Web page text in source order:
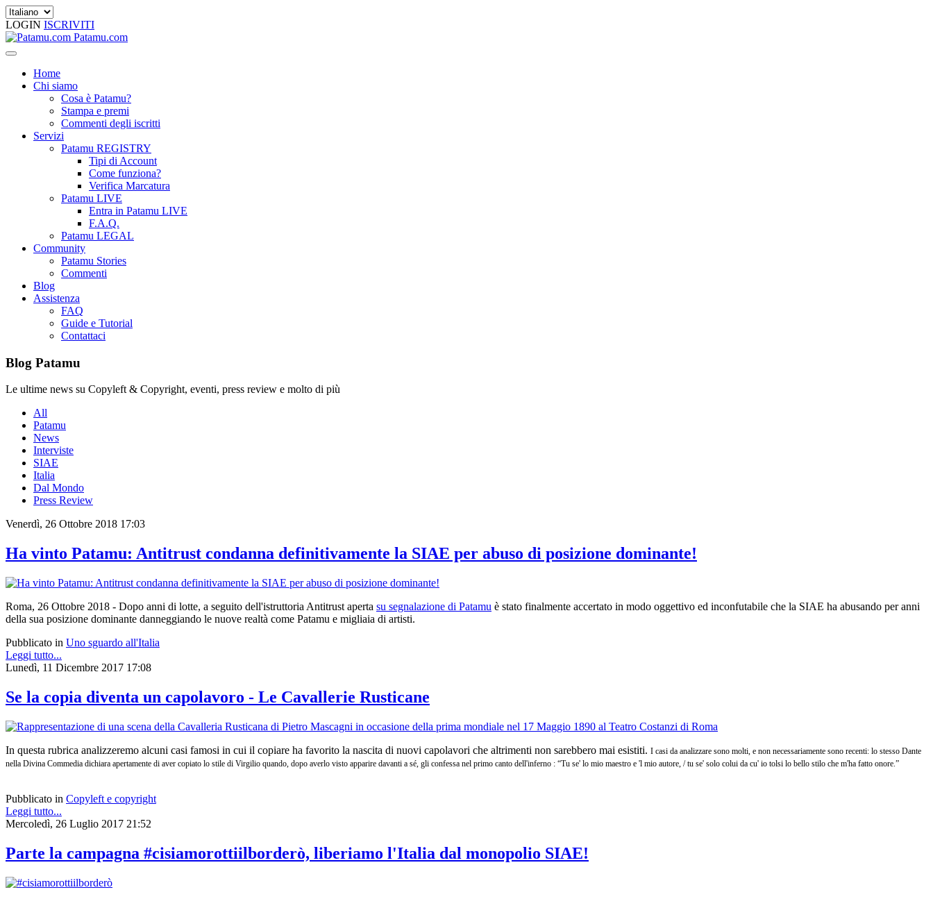
LOGIN ISCRIVITI
Patamu.com
Home
Chi siamo
Cosa è Patamu?
Stampa e premi
Commenti degli iscritti
Servizi
Patamu REGISTRY
Tipi di Account
Come funziona?
Verifica Marcatura
Patamu LIVE
Entra in Patamu LIVE
F.A.Q.
Patamu LEGAL
Community
Patamu Stories
Commenti
Blog
Assistenza
FAQ
Guide e Tutorial
Contattaci
Blog Patamu
Le ultime news su Copyleft & Copyright, eventi, press review e molto di più
All
Patamu
News
Interviste
SIAE
Italia
Dal Mondo
Press Review
Venerdì, 26 Ottobre 2018 17:03
Ha vinto Patamu: Antitrust condanna definitivamente la SIAE per abuso di posizione dominante!
Roma, 26 Ottobre 2018 - Dopo anni di lotte, a seguito dell'istruttoria Antitrust aperta su segnalazione di Patamu è stato finalmente accertato in modo oggettivo ed inconfutabile che la SIAE ha abusando per anni
della sua posizione dominante danneggiando le nuove realtà come Patamu e migliaia di artisti.
Pubblicato in Uno sguardo all'Italia
Leggi tutto...
Lunedì, 11 Dicembre 2017 17:08
Se la copia diventa un capolavoro - Le Cavallerie Rusticane
In questa rubrica analizzeremo alcuni casi famosi in cui il copiare ha favorito la nascita di nuovi capolavori che altrimenti non sarebbero mai esistiti. I casi da analizzare sono molti, e non necessariamente sono recenti: lo stesso Dante
nella Divina Commedia dichiara apertamente di aver copiato lo stile di Virgilio quando, dopo averlo visto apparire davanti a sé, gli confessa nel primo canto dell'inferno : “Tu se' lo mio maestro e 'l mio autore, / tu se' solo colui da cu' io tolsi lo bello stilo che m'ha fatto onore.”
Pubblicato in Copyleft e copyright
Leggi tutto...
Mercoledì, 26 Luglio 2017 21:52
Parte la campagna #cisiamorottiilborderò, liberiamo l'Italia dal monopolio SIAE!